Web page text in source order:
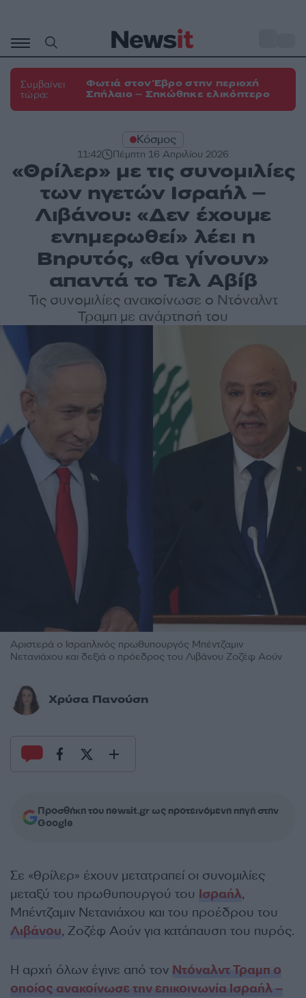
περιεχόμενο
Συμβαίνει
τώρα:
Φωτιά στον Έβρο στην περιοχή
Σπήλαιο – Σηκώθηκε ελικόπτερο
Κόσμος
11:42 Πέμπτη 16 Απριλίου 2026
«Θρίλερ» με τις συνομιλίες
των ηγετών Ισραήλ –
Λιβάνου: «Δεν έχουμε
ενημερωθεί» λέει η
Βηρυτός, «θα γίνουν»
απαντά το Τελ Αβίβ
Τις συνομιλίες ανακοίνωσε ο Ντόναλντ
Τραμπ με ανάρτησή του
Αριστερά ο Ισραηλινός πρωθυπουργός Μπέντζαμιν
Νετανιάχου και δεξιά ο πρόεδρος του Λιβάνου Ζοζέφ Αούν
Χρύσα Πανούση
Προσθήκη του newsit.gr ως προτεινόμενη πηγή στην
Google
Σε «θρίλερ» έχουν μετατραπεί οι συνομιλίες
μεταξύ του πρωθυπουργού του Ισραήλ,
Μπέντζαμιν Νετανιάχου και του προέδρου του
Λιβάνου, Ζοζέφ Αούν για κατάπαυση του πυρός.
Η αρχή όλων έγινε από τον Ντόναλντ Τραμπ ο
οποίος ανακοίνωσε την επικοινωνία Ισραήλ –